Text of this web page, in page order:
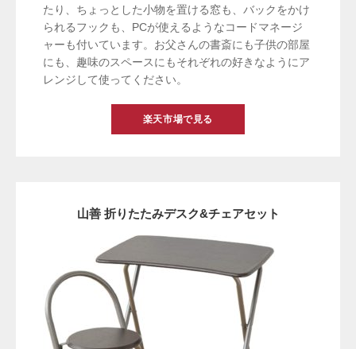
たり、ちょっとした小物を置ける窓も、バックをかけ
られるフックも、PCが使えるようなコードマネージ
ャーも付いています。お父さんの書斎にも子供の部屋
にも、趣味のスペースにもそれぞれの好きなようにア
レンジして使ってください。
楽天市場で見る
山善 折りたたみデスク&チェアセット